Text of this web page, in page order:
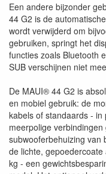
Een andere bijzonder
44 G2 is de
wordt verwijderd om
gebruiken, springt het
functies zoals Bluetooth
SUB verschijnen niet
De MAUI® 44 G2 is
en mobiel gebruik: de
kabels of standaards -
meerpolige
subwooferbehuizing van
de lichte,
kg - een